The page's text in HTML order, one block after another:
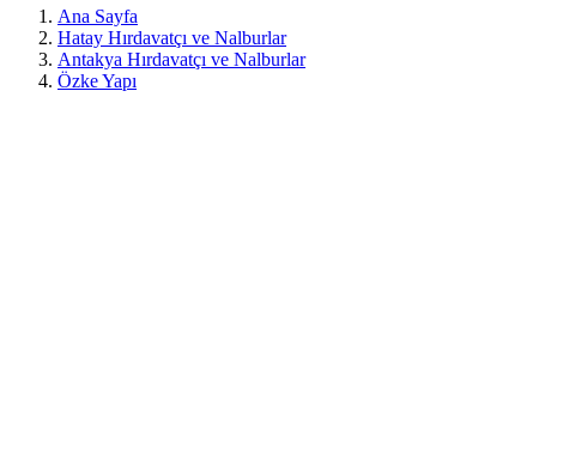
Ana Sayfa
Hatay Hırdavatçı ve Nalburlar
Antakya Hırdavatçı ve Nalburlar
Özke Yapı